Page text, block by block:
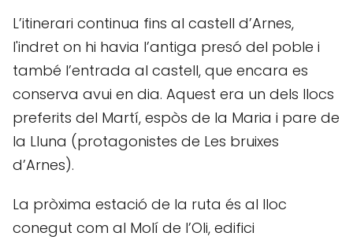
L’itinerari continua fins al castell d’Arnes,
l'indret on hi havia l’antiga presó del poble i
també l’entrada al castell, que encara es
conserva avui en dia. Aquest era un dels llocs
preferits del Martí, espòs de la Maria i pare de
la Lluna (protagonistes de Les bruixes
d’Arnes).
La pròxima estació de la ruta és al lloc
conegut com al Molí de l’Oli, edifici